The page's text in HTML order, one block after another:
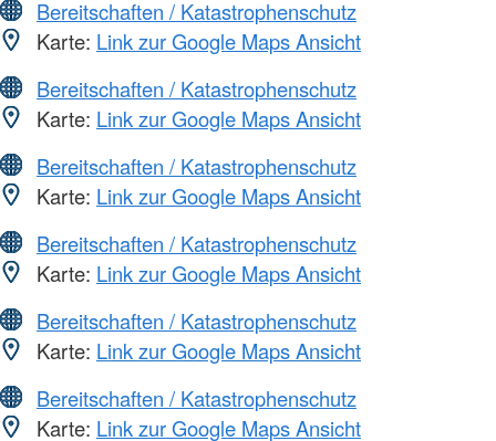
Bereitschaften / Katastrophenschutz
Karte: Link zur Google Maps Ansicht
Bereitschaften / Katastrophenschutz
Karte: Link zur Google Maps Ansicht
Bereitschaften / Katastrophenschutz
Karte: Link zur Google Maps Ansicht
Bereitschaften / Katastrophenschutz
Karte: Link zur Google Maps Ansicht
Bereitschaften / Katastrophenschutz
Karte: Link zur Google Maps Ansicht
Bereitschaften / Katastrophenschutz
Karte: Link zur Google Maps Ansicht